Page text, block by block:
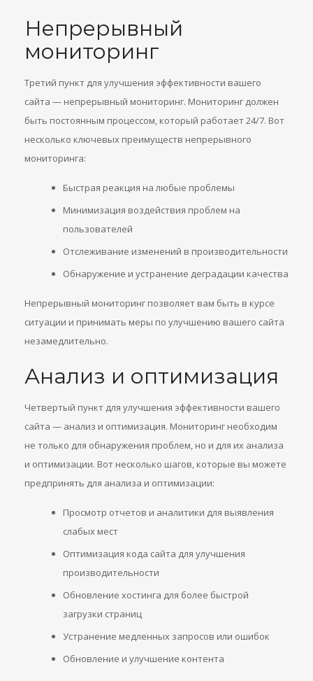
Непрерывный
мониторинг
Третий пункт для улучшения эффективности вашего
сайта — непрерывный мониторинг. Мониторинг должен
быть постоянным процессом, который работает 24/7. Вот
несколько ключевых преимуществ непрерывного
мониторинга:
Быстрая реакция на любые проблемы
Минимизация воздействия проблем на
пользователей
Отслеживание изменений в производительности
Обнаружение и устранение деградации качества
Непрерывный мониторинг позволяет вам быть в курсе
ситуации и принимать меры по улучшению вашего сайта
незамедлительно.
Анализ и оптимизация
Четвертый пункт для улучшения эффективности вашего
сайта — анализ и оптимизация. Мониторинг необходим
не только для обнаружения проблем, но и для их анализа
и оптимизации. Вот несколько шагов, которые вы можете
предпринять для анализа и оптимизации:
Просмотр отчетов и аналитики для выявления
слабых мест
Оптимизация кода сайта для улучшения
производительности
Обновление хостинга для более быстрой
загрузки страниц
Устранение медленных запросов или ошибок
Обновление и улучшение контента